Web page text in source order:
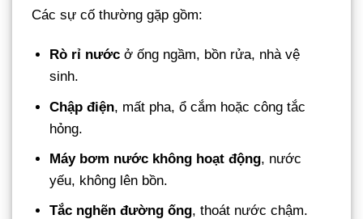
Các sự cố thường gặp gồm:
Rò rỉ nước ở ống ngầm, bồn rửa, nhà vệ
sinh.
Chập điện, mất pha, ổ cắm hoặc công tắc
hỏng.
Máy bơm nước không hoạt động, nước
yếu, không lên bồn.
Tắc nghẽn đường ống, thoát nước chậm.